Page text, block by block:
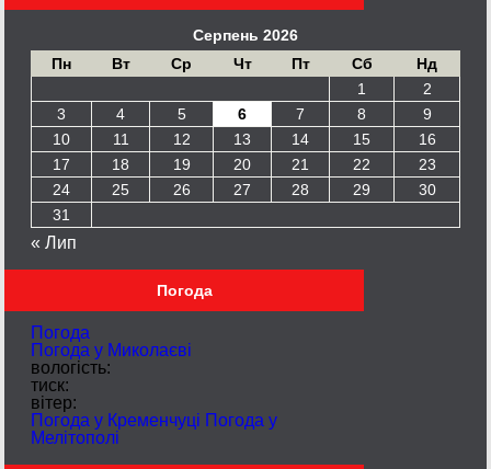
Серпень 2026
Пн
Вт Ср Чт Пт Сб
Нд
1
2
3
4 5 6 7 8
9
10
11 12 13 14 15
16
17
18 19 20 21 22
23
24
25 26 27 28 29
30
31
« Лип
Погода
Погода
Погода у Миколаєві
вологість:
тиск:
вітер:
Погода у Кременчуці Погода у
Мелітополі